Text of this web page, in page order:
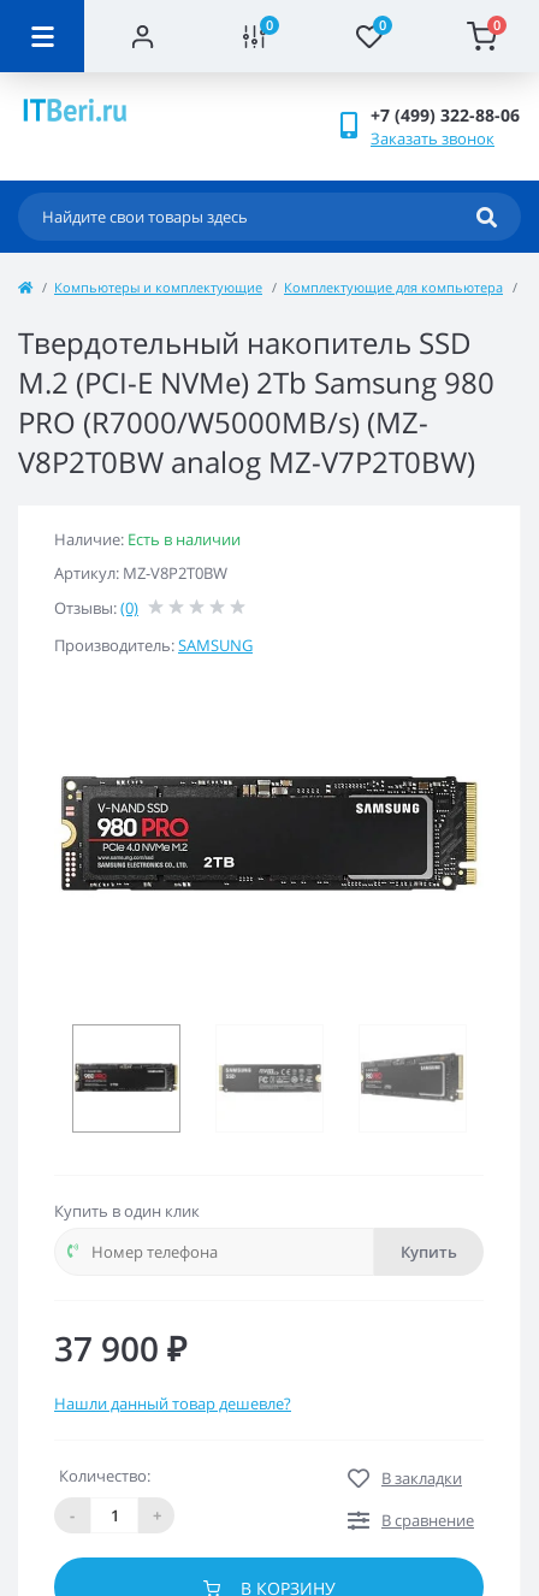
0 0 0
+7 (499) 322-88-06
Заказать звонок
Компьютеры и комплектующие Комплектующие для компьютера
Твердотельный накопитель SSD
M.2 (PCI-E NVMe) 2Tb Samsung 980
PRO (R7000/W5000MB/s) (MZ-
V8P2T0BW analog MZ-V7P2T0BW)
Наличие: Есть в наличии
Артикул: MZ-V8P2T0BW
Отзывы:(0)
Производитель:SAMSUNG
Купить в один клик
Купить
37 900 ₽
Нашли данный товар дешевле?
Количество:
-
+
В закладки
В сравнение
В КОРЗИНУ